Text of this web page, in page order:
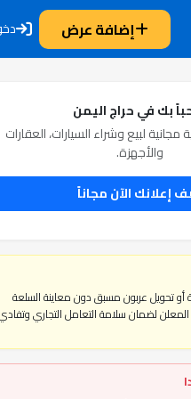
إضافة عرض
بك في حراج اليمن
لبيع وشراء السيارات، العقارات
والأجهزة.
إعلانك الآن مجاناً
أو تحويل عربون مسبق دون معاينة السلعة
لضمان سلامة التعامل التجاري